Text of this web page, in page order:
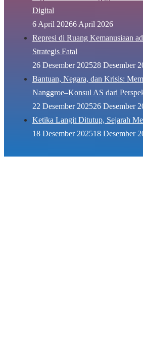
Digital
6 April 20266 April 2026
Represi di Ruang Kemanusiaan
Strategis Fatal
26 Desember 202528 Desember
Bantuan, Negara, dan Krisis:
Nanggroe–Konsul AS dari
22 Desember 202526 Desember
Ketika Langit Ditutup, Sejarah
18 Desember 202518 Desember